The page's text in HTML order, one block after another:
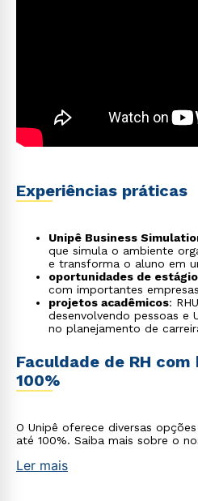
Experiências práticas
Unipê Business
que simula o ambiente
e transforma o aluno em
oportunidades de estágio
com importantes
projetos acadêmicos:
desenvolvendo pessoas e
no planejamento de
Faculdade de RH
100%
O Unipê oferece diversas
até 100%. Saiba mais sobre o
Ler mais